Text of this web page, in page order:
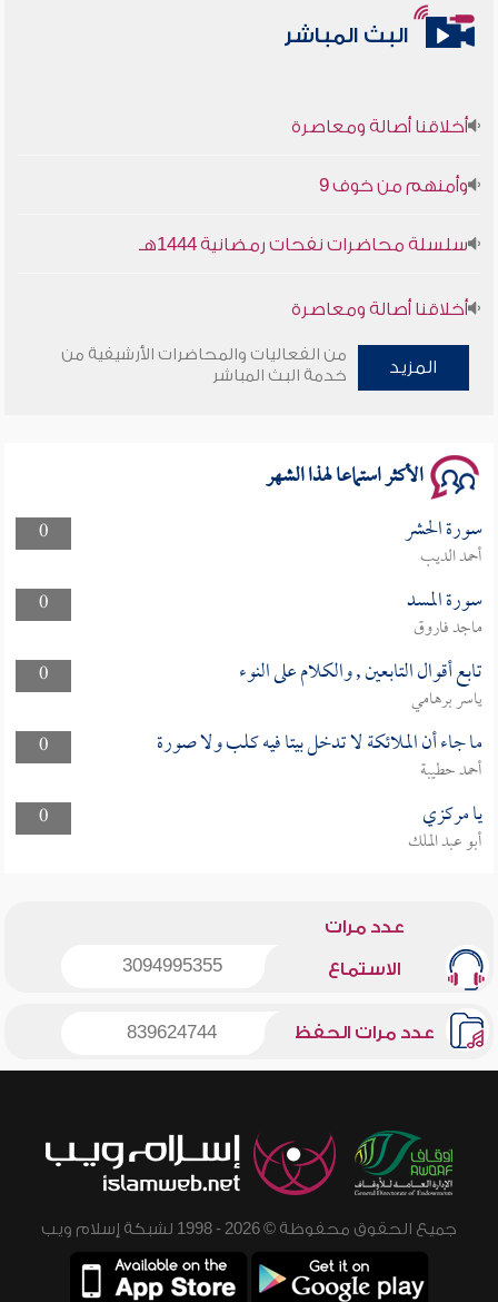
البث المباشر
أخلاقنا أصالة ومعاصرة
وأمنهم من خوف 9
سلسلة محاضرات نفحات رمضانية 1444هـ
أخلاقنا أصالة ومعاصرة
وأمنهم من خوف 9
المزيد
من الفعاليات والمحاضرات الأرشيفية من
خدمة البث المباشر
الأكثر استماعا لهذا الشهر
0 سورة الحشر
أحمد الديب
0
سورة المسد
ماجد فاروق
0
تابع أقوال التابعين , والكلام على النوء
ياسر برهامي
0
ما جاء أن الملائكة لا تدخل بيتا فيه كلب ولا صورة
أحمد حطيبة
0
يا مركزي
أبو عبد الملك
عدد مرات
الاستماع 3094995355
عدد مرات الحفظ 839624744
جميع الحقوق محفوظة © 2026 - 1998 لشبكة إسلام ويب